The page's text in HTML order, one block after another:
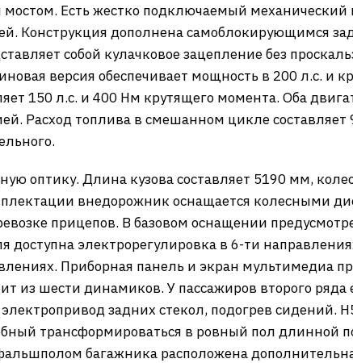
Есть жестко подключаемый
Конструкция дополнена самоблокирующимся
собой кулачковое зацепление без
версия обеспечивает мощность в 200 л.с. и
150 л.с. и 400 Нм крутящего момента. Оба
Расход топлива в смешанном цикле
оптику. Длина кузова составляет 5190 мм,
внедорожник оснащается колесными
прицепов. В базовом оснащении
доступна электрорегулировка в 6-ти
Приборная панель и экран мультимедиа
из шести динамиков. У пассажиров второго ряда
задних стекол, подогрев сидений.
трансформироваться в ровный пол длинной
багажника расположена